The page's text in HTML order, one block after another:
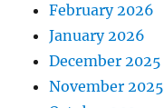
February 2026
January 2026
December 2025
November 2025